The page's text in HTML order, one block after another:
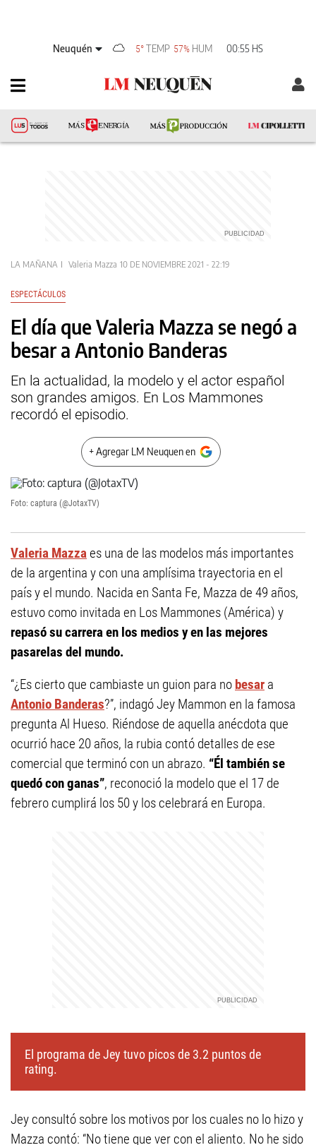
Neuquén 5° TEMP 57% HUM 00:55 HS
LA MAÑANA Valeria Mazza 10 DE NOVIEMBRE 2021 - 22:19
ESPECTÁCULOS
El día que Valeria Mazza se negó a
besar a Antonio Banderas
En la actualidad, la modelo y el actor español
son grandes amigos. En Los Mammones
recordó el episodio.
+ Agregar LM Neuquen en
Foto: captura (@JotaxTV)
Valeria Mazzaes una de las modelos más importantes
de la argentina y con una amplísima trayectoria en el
país y el mundo. Nacida en Santa Fe, Mazza de 49 años,
estuvo como invitada en Los Mammones (América) y
repasó su carrera en los medios y en las mejores
pasarelas del mundo.
“¿Es cierto que cambiaste un guion para no besar a
Antonio Banderas?”, indagó Jey Mammon en la famosa
pregunta Al Hueso. Riéndose de aquella anécdota que
ocurrió hace 20 años, la rubia contó detalles de ese
comercial que terminó con un abrazo. “Él también se
quedó con ganas”, reconoció la modelo que el 17 de
febrero cumplirá los 50 y los celebrará en Europa.
El programa de Jey tuvo picos de 3.2 puntos de
rating.
Jey consultó sobre los motivos por los cuales no lo hizo y
Mazza contó: “No tiene que ver con el aliento. No he sido